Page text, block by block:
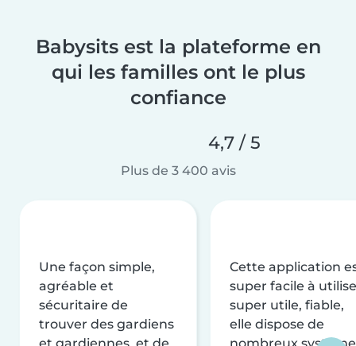
Babysits est la plateforme en
qui les familles ont le plus
confiance
4,7 / 5
Plus de 3 400 avis
Une façon simple,
agréable et
sécuritaire de
trouver des gardiens
Cette application
super facile à
super utile, fiable,
elle dispose de